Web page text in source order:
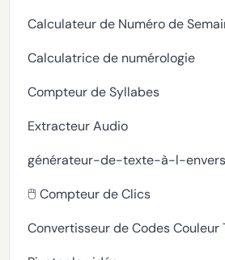
Calculateur de Numéro de
Calculatrice de numérologie
Compteur de Syllabes
Extracteur Audio
générateur-de-texte-à-l-envers
🖱️ Compteur de Clics
Convertisseur de Codes Couleur